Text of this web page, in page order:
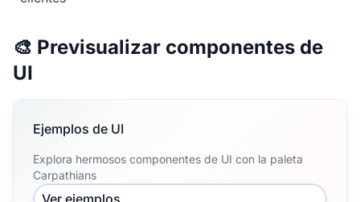
🎨 Previsualizar componentes de
UI
Ejemplos de UI
Explora hermosos componentes de UI con la paleta
Carpathians
Ver ejemplos